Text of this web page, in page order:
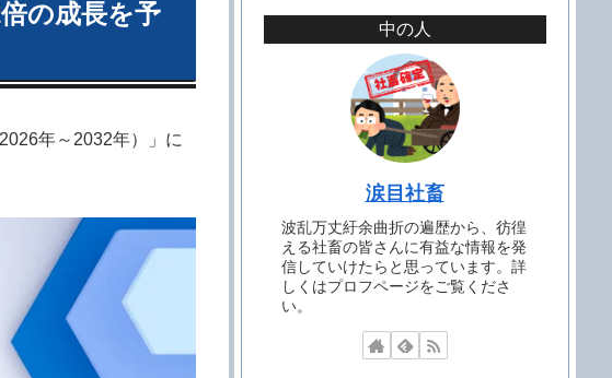
の成長を予
年～2032年）」に
中の人
涙目社畜
波乱万丈紆余曲折の遍歴から、彷徨
える社畜の皆さんに有益な情報を発
信していけたらと思っています。詳
しくはプロフページをご覧くださ
い。